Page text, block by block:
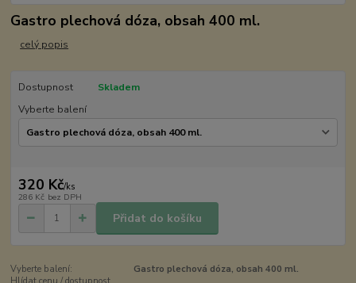
Gastro plechová dóza, obsah 400 ml.
celý popis
Dostupnost
Skladem
Vyberte balení
320 Kč/ks
286 Kč bez DPH
Přidat do košíku
Vyberte balení:
Gastro plechová dóza, obsah 400 ml.